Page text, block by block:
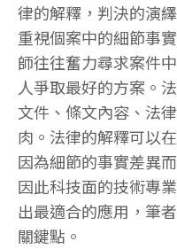
律的解釋，判決的演
重視個案中的細節事
師往往奮力尋求案件
人爭取最好的方案。
文件、條文內容、法
肉。法律的解釋可以
因為細節的事實差異
因此科技面的技術專
出最適合的應用，筆
關鍵點。